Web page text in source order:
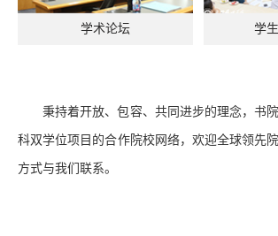
学术论坛 学
秉持着开放、包容、共同进步的理念，书
科双学位项目的合作院校网络，欢迎全球领先
方式与我们联系。